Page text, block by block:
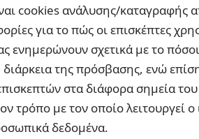
cookies ανάλυσης/καταγραφής
για το πώς οι επισκέπτες
σχετικά με το
της πρόσβασης, ενώ
στα διάφορα σημεία του
με τον οποίο λειτουργεί ο
δεδομένα.